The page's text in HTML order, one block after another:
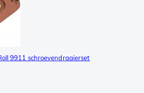
9911 schroevendraaierset